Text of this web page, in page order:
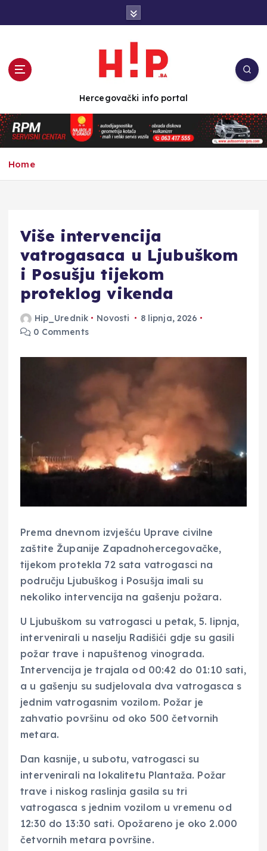
n
t
e
Hercegovački info portal
Home
Više intervencija
vatrogasaca u Ljubuškom
i Posušju tijekom
proteklog vikenda
Hip_Urednik Novosti
8 lipnja, 2026
0 Comments
Prema dnevnom izvješću Uprave civilne
zaštite Županije Zapadnohercegovačke,
tijekom protekla 72 sata vatrogasci na
području Ljubuškog i Posušja imali su
nekoliko intervencija na gašenju požara.
U Ljubuškom su vatrogasci u petak, 5. lipnja,
intervenirali u naselju Radišići gdje su gasili
požar trave i napuštenog vinograda.
Intervencija je trajala od 00:42 do 01:10 sati,
a u gašenju su sudjelovala dva vatrogasca s
jednim vatrogasnim vozilom. Požar je
zahvatio površinu od oko 500 četvornih
metara.
Dan kasnije, u subotu, vatrogasci su
intervenirali na lokalitetu Plantaža. Požar
trave i niskog raslinja gasila su tri
vatrogasca s jednim vozilom u vremenu od
12:30 do 13:30 sati. Opožareno je oko 2.000
četvornih metara površine.